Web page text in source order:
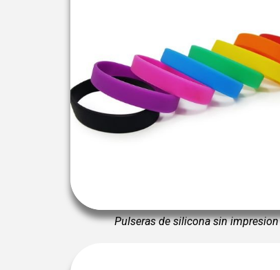
Pulseras de silicona sin impresion